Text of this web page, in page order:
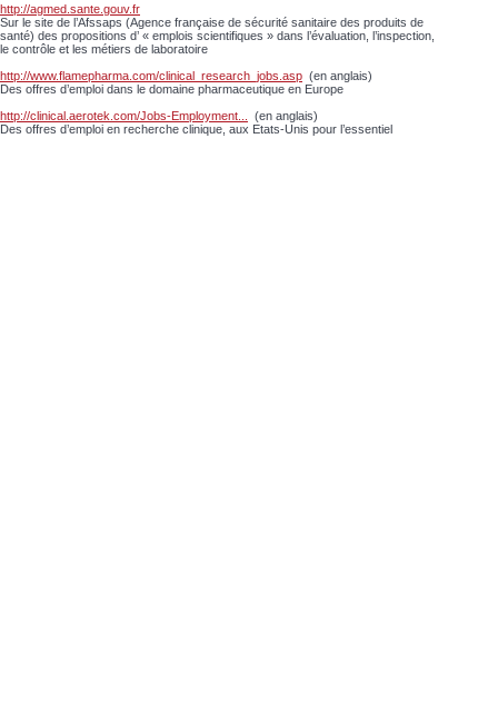
http://agmed.sante.gouv.fr
Sur le site de l’Afssaps (Agence française de sécurité sanitaire des produits de
santé) des propositions d’ « emplois scientifiques » dans l’évaluation, l’inspection,
le contrôle et les métiers de laboratoire
http://www.flamepharma.com/clinical_research_jobs.asp (en anglais)
Des offres d’emploi dans le domaine pharmaceutique en Europe
http://clinical.aerotek.com/Jobs-Employment...
(en anglais)
Des offres d’emploi en recherche clinique, aux Etats-Unis pour l’essentiel